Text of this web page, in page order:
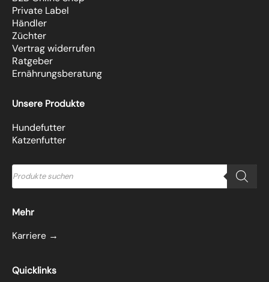
Private Label
Händler
Züchter
Vertrag widerrufen
Ratgeber
Ernährungsberatung
Unsere Produkte
Hundefutter
Katzenfutter
Products
search
Mehr
Karriere →
Quicklinks